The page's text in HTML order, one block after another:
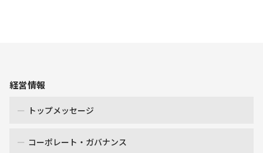
経営情報
トップメッセージ
コーポレート・ガバナンス